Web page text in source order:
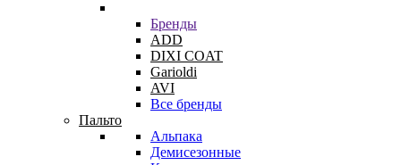
Бренды
ADD
DIXI COAT
Garioldi
AVI
Все бренды
Пальто
Альпака
Демисезонные